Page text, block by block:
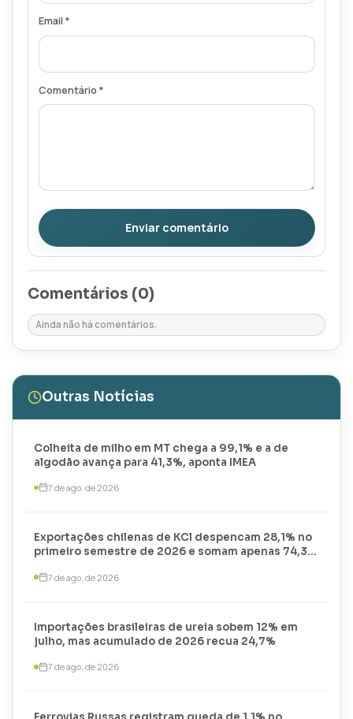
Email *
Comentário *
Enviar comentário
Comentários (0)
Ainda não há comentários.
Outras Notícias
Colheita de milho em MT chega a 99,1% e a de
algodão avança para 41,3%, aponta IMEA
7 de ago. de 2026
Exportações chilenas de KCl despencam 28,1% no
primeiro semestre de 2026 e somam apenas 74,3
7 de ago. de 2026
Importações brasileiras de ureia sobem 12% em
julho, mas acumulado de 2026 recua 24,7%
7 de ago. de 2026